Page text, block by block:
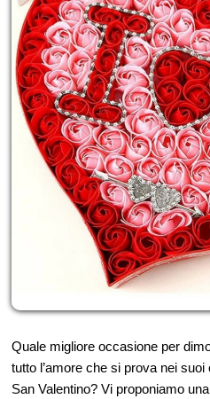
Quale migliore occasione per
tutto l’amore che si prova nei
San Valentino? Vi proponiamo